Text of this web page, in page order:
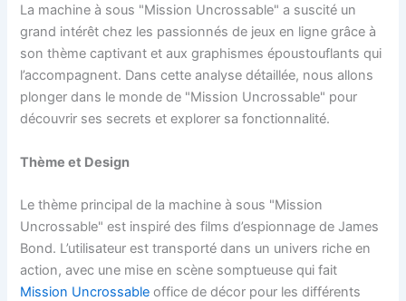
La machine à sous "Mission Uncrossable" a suscité un
grand intérêt chez les passionnés de jeux en ligne grâce à
son thème captivant et aux graphismes époustouflants qui
l’accompagnent. Dans cette analyse détaillée, nous allons
plonger dans le monde de "Mission Uncrossable" pour
découvrir ses secrets et explorer sa fonctionnalité.
Thème et Design
Le thème principal de la machine à sous "Mission
Uncrossable" est inspiré des films d’espionnage de James
Bond. L’utilisateur est transporté dans un univers riche en
action, avec une mise en scène somptueuse qui fait
Mission Uncrossable office de décor pour les différents